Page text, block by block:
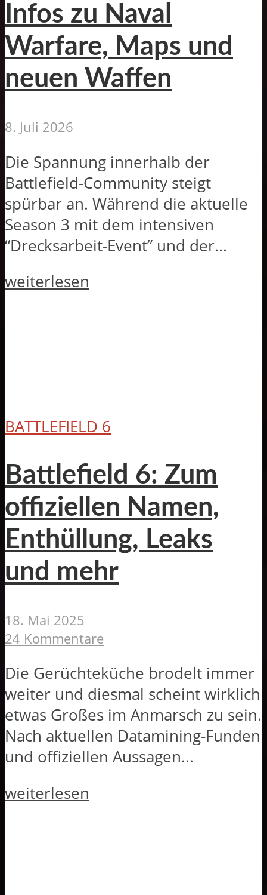
Infos zu Naval
Warfare, Maps und
neuen Waffen
8. Juli 2026
Die Spannung innerhalb der
Battlefield-Community steigt
spürbar an. Während die aktuelle
Season 3 mit dem intensiven
“Drecksarbeit-Event” und der...
weiterlesen
BATTLEFIELD 6
Battlefield 6: Zum
offiziellen Namen,
Enthüllung, Leaks
und mehr
18. Mai 2025
24 Kommentare
Die Gerüchteküche brodelt immer
weiter und diesmal scheint wirklich
etwas Großes im Anmarsch zu sein.
Nach aktuellen Datamining-Funden
und offiziellen Aussagen...
weiterlesen